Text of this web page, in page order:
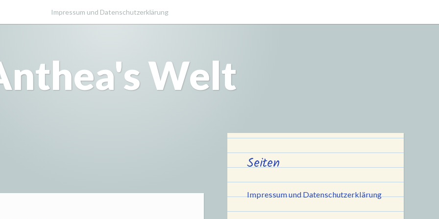
Impressum und Datenschutzerklärung
Welt
Seiten
Impressum und Datenschutzerklärung